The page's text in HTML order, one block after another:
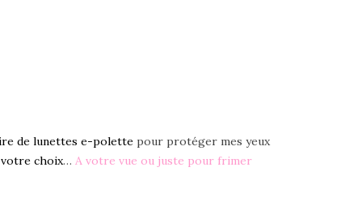
de lunettes e-polette pour protéger mes yeux
choix… A votre vue ou juste pour frimer